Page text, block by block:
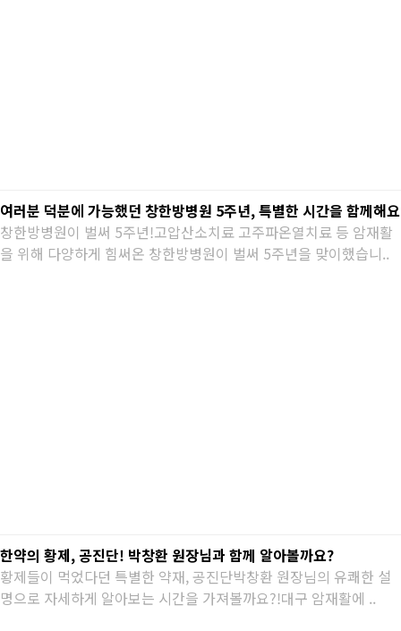
여러분 덕분에 가능했던 창한방병원 5주년, 특별한 시간을 함께해요
창한방병원이 벌써 5주년!고압산소치료 고주파온열치료 등 암재활
을 위해 다양하게 힘써온 창한방병원이 벌써 5주년을 맞이했습니..
한약의 황제, 공진단! 박창환 원장님과 함께 알아볼까요?
황제들이 먹었다던 특별한 약재, 공진단박창환 원장님의 유쾌한 설
명으로 자세하게 알아보는 시간을 가져볼까요?!대구 암재활에 ..